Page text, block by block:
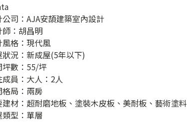
司： AJA安頡建築室內設計
師：胡昌明
風格：現代風
狀況：新成屋(5年以下)
坪數：55/坪
成員：大人：2人
格局：兩房
建材：超耐磨地板、塗裝木皮板、美耐板、藝術塗料
類型：單層